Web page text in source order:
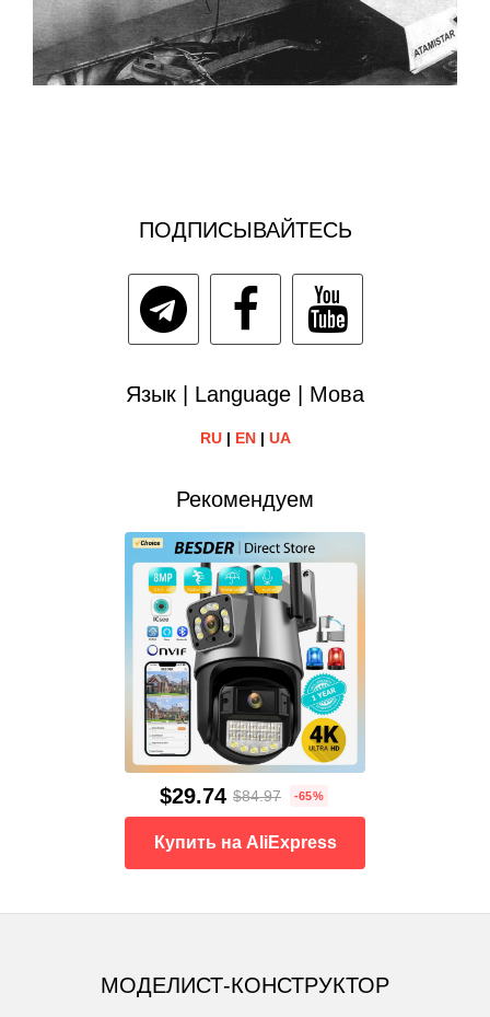
ПОДПИСЫВАЙТЕСЬ
Язык | Language | Мова
RU| EN| UA
Рекомендуем
$29.74 $84.97 -65%
Купить на AliExpress
МОДЕЛИСТ-КОНСТРУКТОР